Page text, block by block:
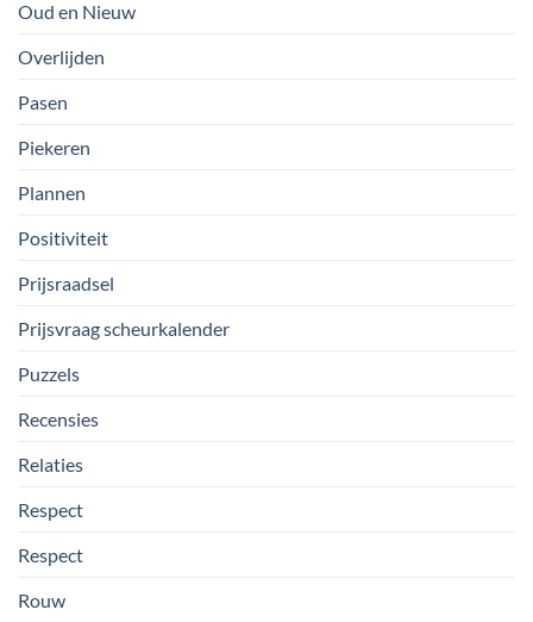
Oud en Nieuw
Overlijden
Pasen
Piekeren
Plannen
Positiviteit
Prijsraadsel
Prijsvraag scheurkalender
Puzzels
Recensies
Relaties
Respect
Respect
Rouw